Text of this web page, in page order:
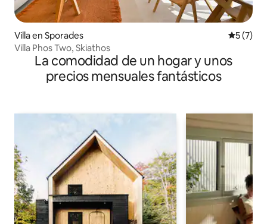
Villa en Sporades
5 (7)
Villa Phos Two, Skiathos
La comodidad de un hogar y unos
precios mensuales fantásticos